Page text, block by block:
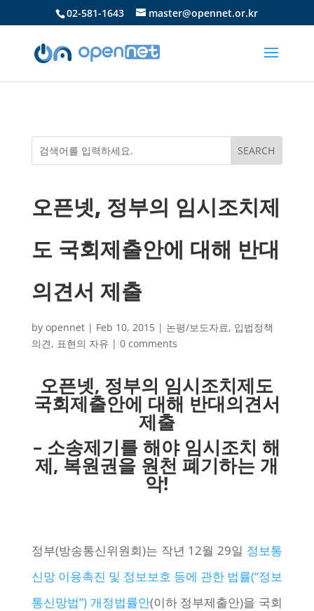
02-581-1643 master@opennet.or.kr
오픈넷, 정부의 임시조치제
도 국회제출안에 대해 반대
의견서 제출
by opennet| Feb 10, 2015| 논평/보도자료, 입법정책
의견, 표현의 자유 | 0 comments
오픈넷, 정부의 임시조치제도
국회제출안에 대해 반대의견서
제출
– 소송제기를 해야 임시조치 해
제, 복원권을 원천 폐기하는 개
악!
정부(방송통신위원회)는 작년 12월 29일 정보통
신망 이용촉진 및 정보보호 등에 관한 법률(“정보
통신망법”) 개정법률안(이하 정부제출안)을 국회